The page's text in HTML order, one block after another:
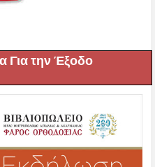
Για την Έξοδο